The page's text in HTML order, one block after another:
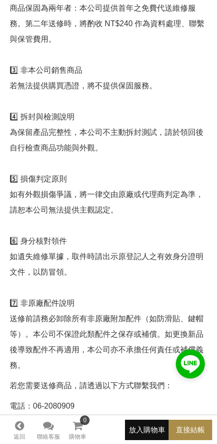
返回 聯絡客服
0
購物車
直接結帳
放入購物車
商品保固為兩年者：本公司提供首年之免費代送維修服
務。第二年送修時，將酌收 NT$240 作為資料處理、聯繫
與保管費用。
3️⃣ 非本公司銷售商品
若無法提供購買憑證，將不提供保固服務。
4️⃣ 拆封與檢測說明
為保留產品完整性，本公司不主動拆封測試，請於領回後
自行檢查商品功能與外觀。
5️⃣ 損傷判定原則
如有外觀損傷爭議，將一律交由原廠或代理商判定為準，
請恕本公司無法提供主觀認定。
6️⃣ 身分核對領件
如遺失維修單據，取件時請出示原登記人之有效身分證明
文件，以防冒領。
7️⃣ 非原廠配件說明
送修前請務必卸除所有非原廠附加配件（如防滑貼、鍵帽
等）。本公司不保證此類配件之保存或補償。如更換新品
後導致配件不再適用，本公司亦不承擔任何責任或補償義
務。
若您需要送修商品，請透過以下方式聯繫我們：
電話：06-2080909
LINE（ID搜尋）：@inpad
Facebook：https://www.facebook.com/INPAD
0